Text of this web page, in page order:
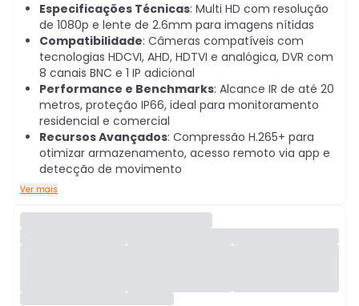
Especificações Técnicas: Multi HD com resolução
de 1080p e lente de 2.6mm para imagens nítidas
Compatibilidade: Câmeras compatíveis com
tecnologias HDCVI, AHD, HDTVI e analógica, DVR com
8 canais BNC e 1 IP adicional
Performance e Benchmarks: Alcance IR de até 20
metros, proteção IP66, ideal para monitoramento
residencial e comercial
Recursos Avançados: Compressão H.265+ para
otimizar armazenamento, acesso remoto via app e
detecção de movimento
Ver mais